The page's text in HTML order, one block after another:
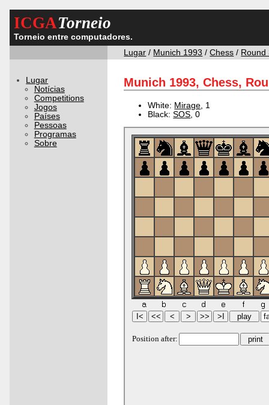
ICGATorneio
Torneio entre computadores.
Lugar / Munich 1993 /Chess / Round
Lugar
Notícias
Competitions
Jogos
Países
Pessoas
Programas
Sobre
Munich 1993, Chess,
White: Mirage , 1
Black:SOS , 0